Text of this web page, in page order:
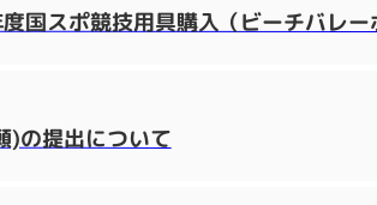
国スポ競技用具購入（ビーチバレー
)の提出について